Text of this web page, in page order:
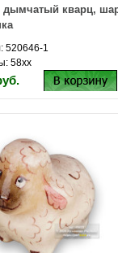
дымчатый кварц,
520646-1
58хх